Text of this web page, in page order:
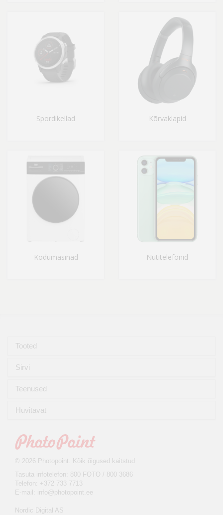
Spordikellad Kõrvaklapid
Kodumasinad Nutitelefonid
Tooted
Sirvi
Teenused
Huvitavat
© 2026 Photopoint. Kõik õigused kaitstud
Tasuta infotelefon: 800 FOTO / 800 3686
Telefon: +372 733 7713
E-mail: info@photopoint.ee
Nordic Digital AS